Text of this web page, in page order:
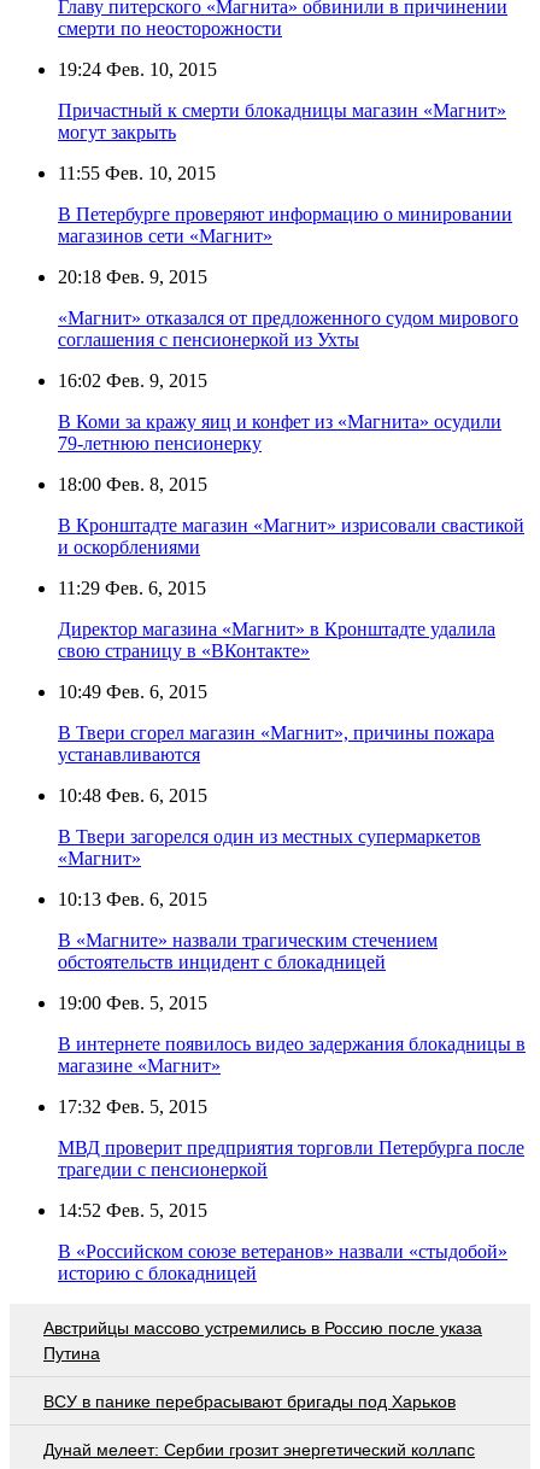
Главу питерского «Магнита» обвинили в причинении
смерти по неосторожности
19:24 Фев. 10, 2015
Причастный к смерти блокадницы магазин «Магнит»
могут закрыть
11:55 Фев. 10, 2015
В Петербурге проверяют информацию о минировании
магазинов сети «Магнит»
20:18 Фев. 9, 2015
«Магнит» отказался от предложенного судом мирового
соглашения с пенсионеркой из Ухты
16:02 Фев. 9, 2015
В Коми за кражу яиц и конфет из «Магнита» осудили
79-летнюю пенсионерку
18:00 Фев. 8, 2015
В Кронштадте магазин «Магнит» изрисовали свастикой
и оскорблениями
11:29 Фев. 6, 2015
Директор магазина «Магнит» в Кронштадте удалила
свою страницу в «ВКонтакте»
10:49 Фев. 6, 2015
В Твери сгорел магазин «Магнит», причины пожара
устанавливаются
10:48 Фев. 6, 2015
В Твери загорелся один из местных супермаркетов
«Магнит»
10:13 Фев. 6, 2015
В «Магните» назвали трагическим стечением
обстоятельств инцидент с блокадницей
19:00 Фев. 5, 2015
В интернете появилось видео задержания блокадницы в
магазине «Магнит»
17:32 Фев. 5, 2015
МВД проверит предприятия торговли Петербурга после
трагедии с пенсионеркой
14:52 Фев. 5, 2015
В «Российском союзе ветеранов» назвали «стыдобой»
историю с блокадницей
Австрийцы массово устремились в Россию после указа
Путина
ВСУ в панике перебрасывают бригады под Харьков
Дунай мелеет: Сербии грозит энергетический коллапс